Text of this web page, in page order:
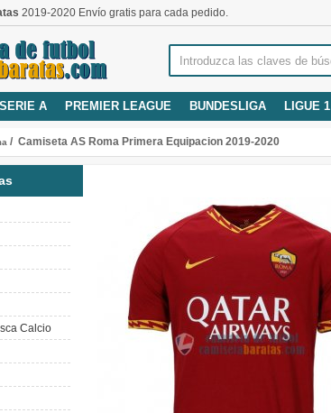
2019-2020 Envío gratis para cada pedido.
SERIE A PREMIER LEAGUE BUNDESLIGA LIGUE 1
/ Camiseta AS Roma Primera Equipacion 2019-2020
Calcio